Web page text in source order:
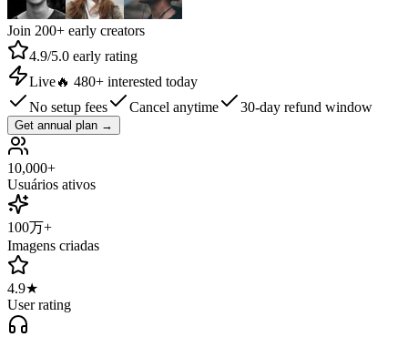
Join 200+ early creators
4.9/5.0 early rating
Live🔥 480+ interested today
No setup fees
Cancel anytime 30-day refund window
Get annual plan →
10,000+
Usuários ativos
100万+
Imagens criadas
4.9★
User rating